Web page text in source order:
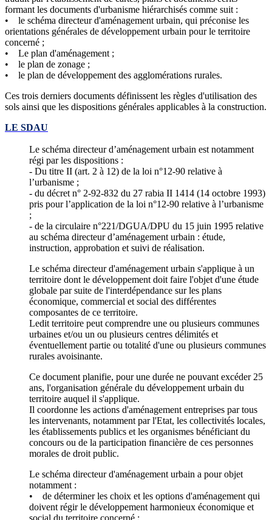
formant les documents d'urbanisme hiérarchisés comme suit :
• le schéma directeur d'aménagement urbain, qui préconise les
orientations générales de développement urbain pour le territoire
concerné ;
• Le plan d'aménagement ;
• le plan de zonage ;
• le plan de développement des agglomérations rurales.
Ces trois derniers documents définissent les règles d'utilisation des
sols ainsi que les dispositions générales applicables à la construction.
LE SDAU
Le schéma directeur d’aménagement urbain est notamment
régi par les dispositions :
- Du titre II (art. 2 à 12) de la loi n°12-90 relative à
l’urbanisme ;
- du décret n° 2-92-832 du 27 rabia II 1414 (14 octobre 1993)
pris pour l’application de la loi n°12-90 relative à l’urbanisme
;
- de la circulaire n°221/DGUA/DPU du 15 juin 1995 relative
au schéma directeur d’aménagement urbain : étude,
instruction, approbation et suivi de réalisation.
Le schéma directeur d'aménagement urbain s'applique à un
territoire dont le développement doit faire l'objet d'une étude
globale par suite de l'interdépendance sur les plans
économique, commercial et social des différentes
composantes de ce territoire.
Ledit territoire peut comprendre une ou plusieurs communes
urbaines et/ou un ou plusieurs centres délimités et
éventuellement partie ou totalité d'une ou plusieurs communes
rurales avoisinante.
Ce document planifie, pour une durée ne pouvant excéder 25
ans, l'organisation générale du développement urbain du
territoire auquel il s'applique.
Il coordonne les actions d'aménagement entreprises par tous
les intervenants, notamment par l'Etat, les collectivités locales,
les établissements publics et les organismes bénéficiant du
concours ou de la participation financière de ces personnes
morales de droit public.
Le schéma directeur d'aménagement urbain a pour objet
notamment :
• de déterminer les choix et les options d'aménagement qui
doivent régir le développement harmonieux économique et